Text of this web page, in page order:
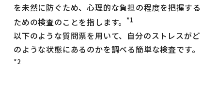
を未然に防ぐため、心理的な負担の程度を把握する
ための検査のことを指します。
*1
以下のような質問票を用いて、自分のストレスがど
のような状態にあるのかを調べる簡単な検査です。
*2